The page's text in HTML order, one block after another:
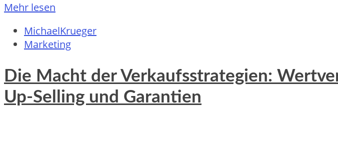
Mehr lesen
MichaelKrueger
Marketing
Die Macht der Verkaufsstrategien:
Up-Selling und Garantien